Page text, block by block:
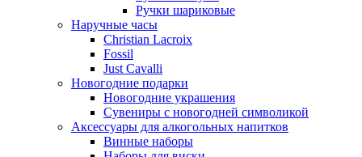
Ручки шариковые
Наручные часы
Christian Lacroix
Fossil
Just Cavalli
Новогодние подарки
Новогодние украшения
Сувениры с новогодней символикой
Аксессуары для алкогольных напитков
Винные наборы